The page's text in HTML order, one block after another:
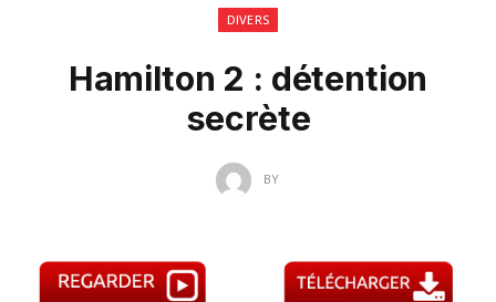
DIVERS
Hamilton 2 : détention
secrète
BY